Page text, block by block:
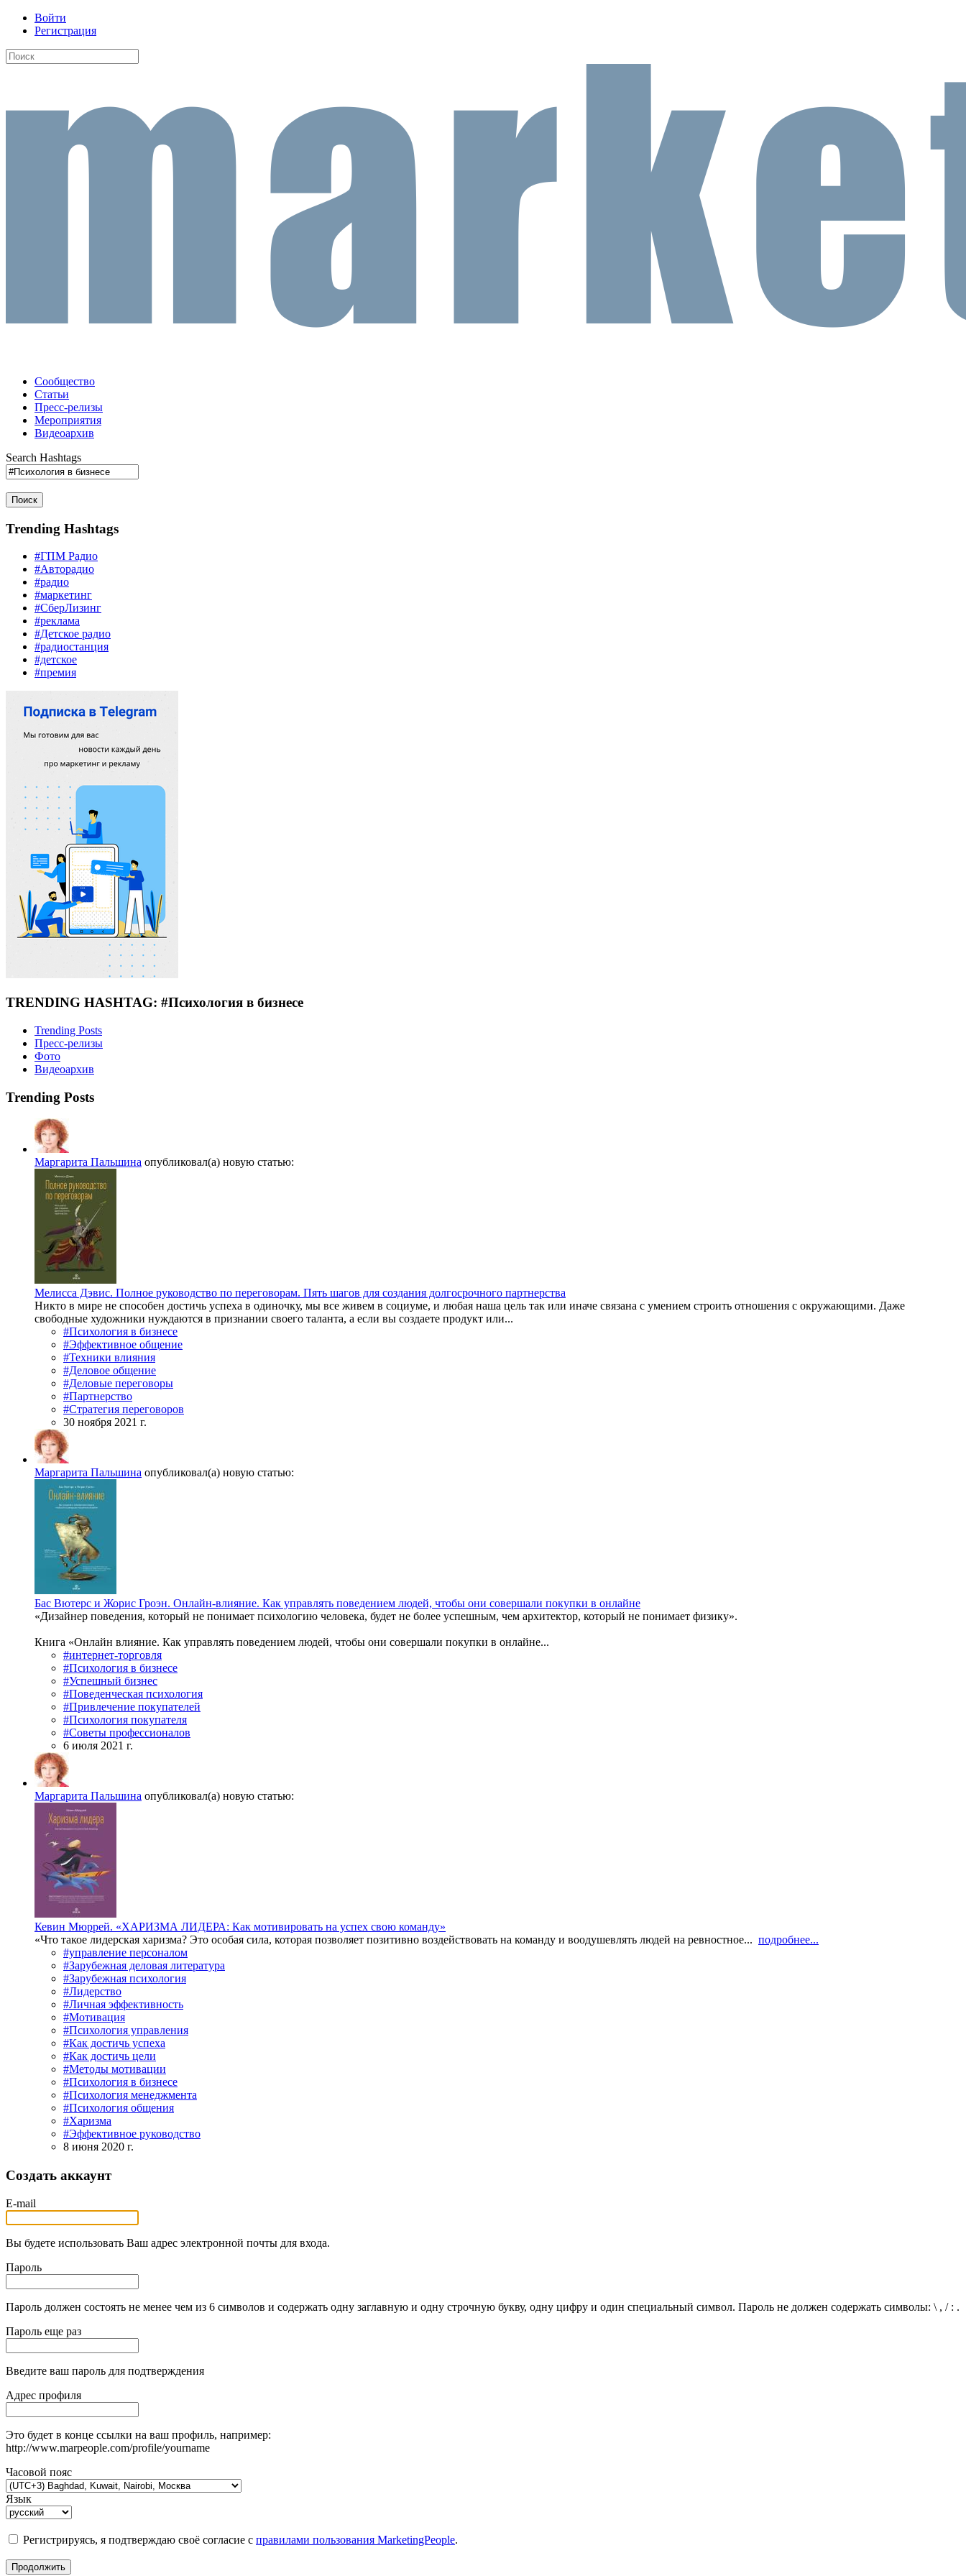
Войти
Регистрация
Сообщество
Статьи
Пресс-релизы
Мероприятия
Видеоархив
Search Hashtags
Поиск
Trending Hashtags
#ГПМ Радио
#Авторадио
#радио
#маркетинг
#СберЛизинг
#реклама
#Детское радио
#радиостанция
#детское
#премия
TRENDING HASHTAG: #Психология в бизнесе
Trending Posts
Пресс-релизы
Фото
Видеоархив
Trending Posts
Маргарита Пальшина опубликовал(а) новую статью:
Мелисса Дэвис. Полное руководство по переговорам. Пять шагов для создания долгосрочного партнерства
Никто в мире не способен достичь успеха в одиночку, мы все живем в социуме, и любая наша цель так или иначе связана с умением строить отношения с окружающими. Даже
свободные художники нуждаются в признании своего таланта, а если вы создаете продукт или...
#Психология в бизнесе
#Эффективное общение
#Техники влияния
#Деловое общение
#Деловые переговоры
#Партнерство
#Стратегия переговоров
30 ноября 2021 г.
Маргарита Пальшина опубликовал(а) новую статью:
Бас Вютерс и Жорис Гроэн. Онлайн-влияние. Как управлять поведением людей, чтобы они совершали покупки в онлайне
«Дизайнер поведения, который не понимает психологию человека, будет не более успешным, чем архитектор, который не понимает физику».
Книга «Онлайн влияние. Как управлять поведением людей, чтобы они совершали покупки в онлайне...
#интернет-торговля
#Психология в бизнесе
#Успешный бизнес
#Поведенческая психология
#Привлечение покупателей
#Психология покупателя
#Советы профессионалов
6 июля 2021 г.
Маргарита Пальшина опубликовал(а) новую статью:
Кевин Мюррей. «ХАРИЗМА ЛИДЕРА: Как мотивировать на успех свою команду»
«Что такое лидерская харизма? Это особая сила, которая позволяет позитивно воздействовать на команду и воодушевлять людей на ревностное... подробнее...
#управление персоналом
#Зарубежная деловая литература
#Зарубежная психология
#Лидерство
#Личная эффективность
#Мотивация
#Психология управления
#Как достичь успеха
#Как достичь цели
#Методы мотивации
#Психология в бизнесе
#Психология менеджмента
#Психология общения
#Харизма
#Эффективное руководство
8 июня 2020 г.
Создать аккаунт
E-mail
Вы будете использовать Ваш адрес электронной почты для входа.
Пароль
Пароль должен состоять не менее чем из 6 символов и содержать одну заглавную и одну строчную букву, одну цифру и один специальный символ. Пароль не должен содержать символы: \ , / : .
Пароль еще раз
Введите ваш пароль для подтверждения
Адрес профиля
Это будет в конце ссылки на ваш профиль, например:
http://www.marpeople.com/profile/yourname
Часовой пояс
Язык
Регистрируясь, я подтверждаю своё согласие с правилами пользования MarketingPeople.
Продолжить